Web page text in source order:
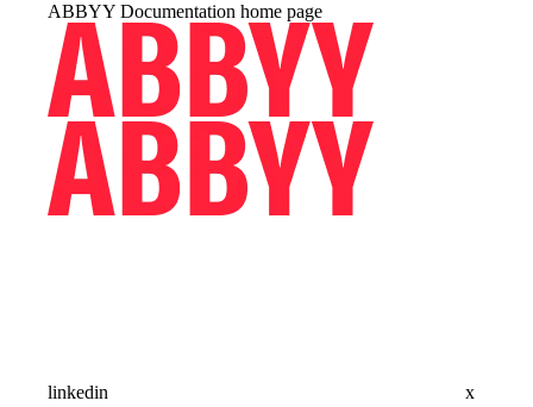
ABBYY Documentation home page
linkedin x